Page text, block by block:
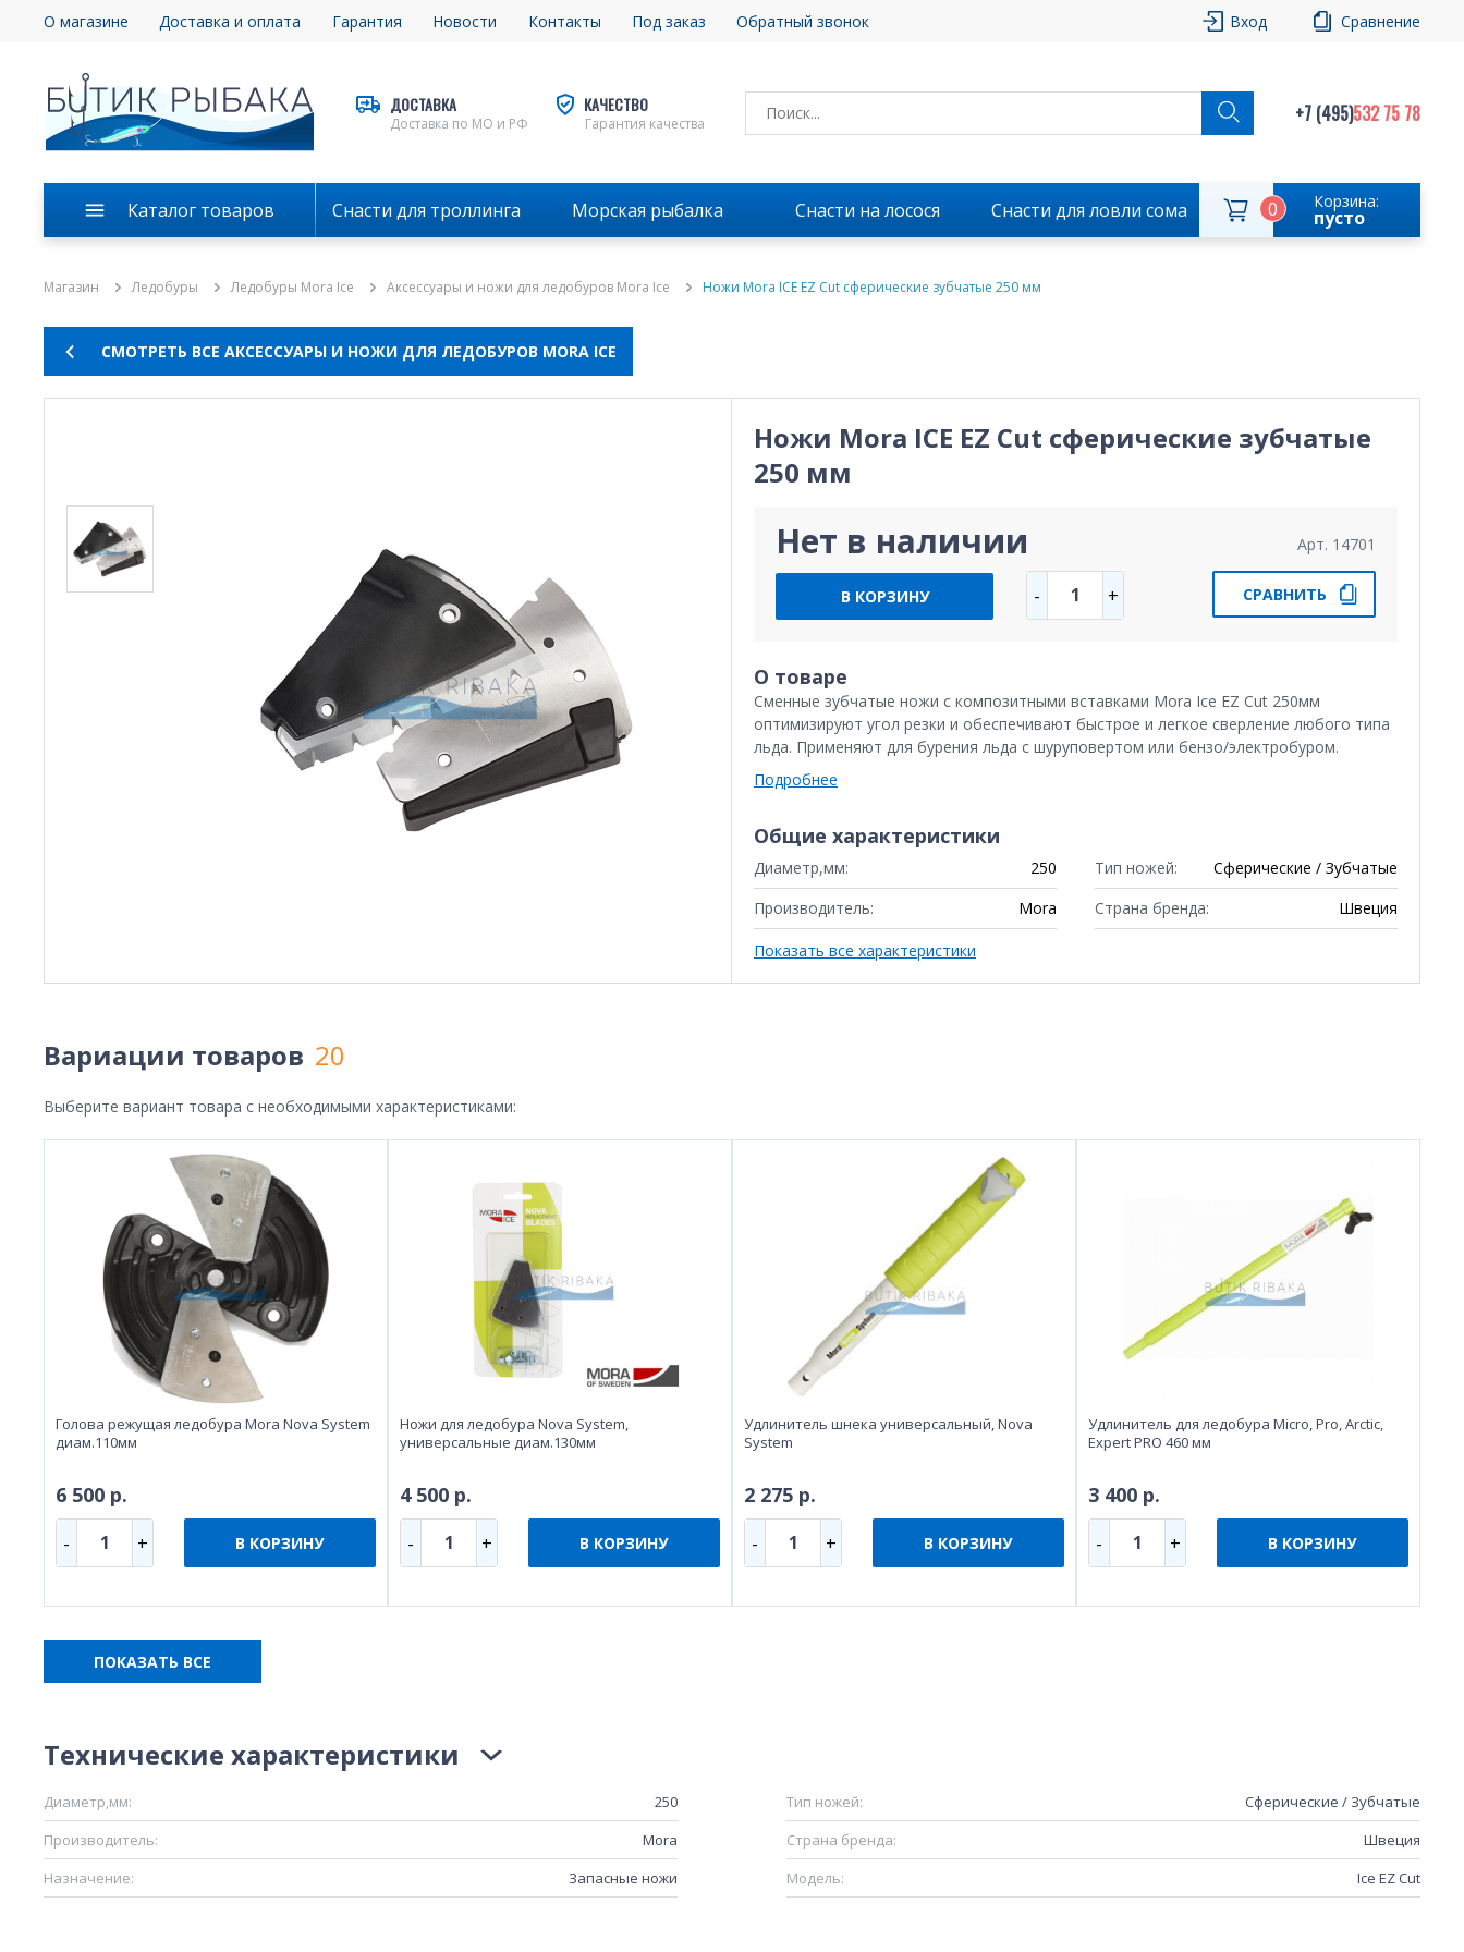
О магазине Доставка и оплата Гарантия Новости Контакты Под заказ Обратный звонок Вход Сравнение
ДОСТАВКА
Доставка по МО и РФ
КАЧЕСТВО
Гарантия качества +7 (495)532 75 78
Каталог товаров Снасти для троллинга Морская рыбалка Снасти на лосося Снасти для ловли сома Корзина:
пусто
0
Магазин Ледобуры Ледобуры Mora Ice Аксессуары и ножи для ледобуров Mora Ice Ножи Mora ICE EZ Cut сферические зубчатые 250 мм
СМОТРЕТЬ ВСЕ АКСЕССУАРЫ И НОЖИ ДЛЯ ЛЕДОБУРОВ MORA ICE
Ножи Mora ICE EZ Cut сферические зубчатые
250 мм
Нет в наличии Арт. 14701
В КОРЗИНУ - 1 + СРАВНИТЬ
О товаре
Сменные зубчатые ножи с композитными вставками Mora Ice EZ Cut 250мм
оптимизируют угол резки и обеспечивают быстрое и легкое сверление любого типа
льда. Применяют для бурения льда с шуруповертом или бензо/электробуром.
Подробнее
Общие характеристики
Диаметр,мм: 250 Тип ножей:
Сферические / Зубчатые
Производитель:
Mora Страна бренда: Швеция
Показать все характеристики
Вариации товаров 20
Выберите вариант товара с необходимыми характеристиками:
Голова режущая ледобура Mora Nova System
диам.110мм
6 500 р.
- 1 + В КОРЗИНУ
Ножи для ледобура Nova System,
универсальные диам.130мм
4 500 р.
- 1 + В КОРЗИНУ
Удлинитель шнека универсальный, Nova
System
2 275 р.
- 1 + В КОРЗИНУ
Удлинитель для ледобура Micro, Pro, Arctic,
Expert PRO 460 мм
3 400 р.
- 1 + В КОРЗИНУ
ПОКАЗАТЬ ВСЕ
Технические характеристики
Диаметр,мм: 250 Тип ножей:
Сферические / Зубчатые
Производитель:
Mora Страна бренда:
Швеция
Назначение:
Запасные ножи Модель: Ice EZ Cut